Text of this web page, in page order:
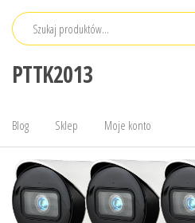
Przejdź
PTTK2013
Blog Sklep Moje konto